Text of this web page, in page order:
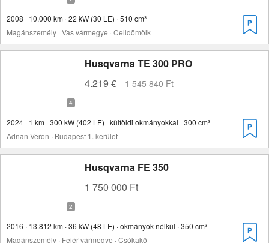
2008 · 10.000 km · 22 kW (30 LE) · 510 cm³
Magánszemély · Vas vármegye · Celldömölk
Husqvarna TE 300 PRO
4.219 €
1 545 840 Ft
2024 · 1 km · 300 kW (402 LE) · külföldi okmányokkal · 300 cm³
Adnan Veron · Budapest 1. kerület
Husqvarna FE 350
1 750 000 Ft
2016 · 13.812 km · 36 kW (48 LE) · okmányok nélkül · 350 cm³
Magánszemély · Fejér vármegye · Csókakő